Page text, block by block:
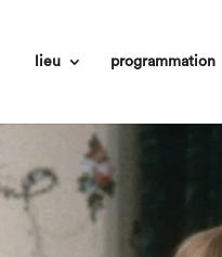
lieu programmation